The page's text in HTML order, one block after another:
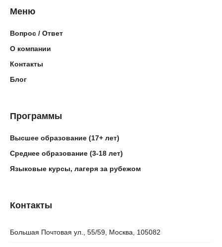
Меню
Вопрос / Ответ
О компании
Контакты
Блог
Программы
Высшее образование (17+ лет)
Среднее образование (3-18 лет)
Языковые курсы, лагеря за рубежом
Контакты
Большая Почтовая ул., 55/59, Москва, 105082